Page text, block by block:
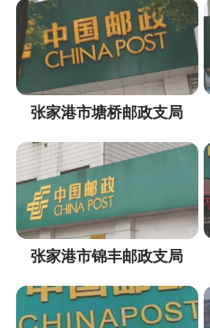
张家港市塘桥邮政支局
张家港市锦丰邮政支局